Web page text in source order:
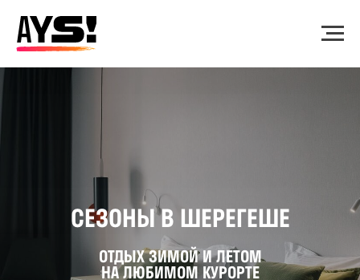
СЕЗОНЫ В ШЕРЕГЕШЕ
ОТДЫХ ЗИМОЙ И ЛЕТОМ
НА ЛЮБИМОМ КУРОРТЕ